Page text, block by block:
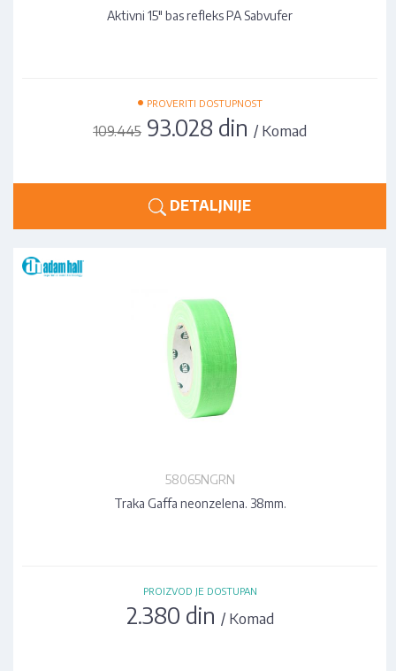
Aktivni 15" bas refleks PA Sabvufer
• PROVERITI DOSTUPNOST
109.445 93.028 din / Komad
DETALJNIJE
58065NGRN
Traka Gaffa neonzelena. 38mm.
PROIZVOD JE DOSTUPAN
2.380 din / Komad